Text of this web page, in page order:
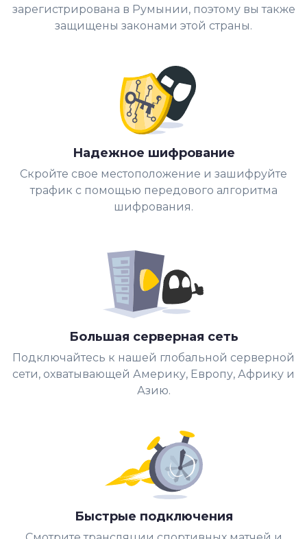
зарегистрирована в Румынии, поэтому вы также
защищены законами этой страны.
Надежное шифрование
Скройте свое местоположение и зашифруйте
трафик с помощью передового алгоритма
шифрования.
Большая серверная сеть
Подключайтесь к нашей глобальной серверной
сети, охватывающей Америку, Европу, Африку и
Азию.
Быстрые подключения